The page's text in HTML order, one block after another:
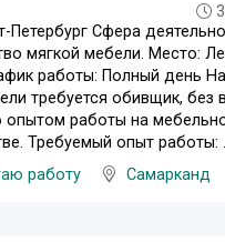
Петербург Сфера
мягкой мебели. Место:
работы: Полный день
требуется обивщик, без
опытом работы на
Требуемый опыт работы:
работу
Самарканд